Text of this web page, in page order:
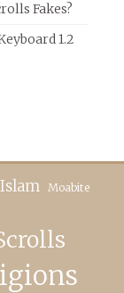
Fakes?
1.2
Islam Moabite